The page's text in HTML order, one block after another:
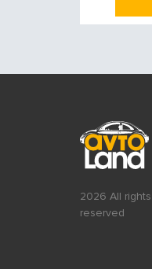
2026 All rights
reserved